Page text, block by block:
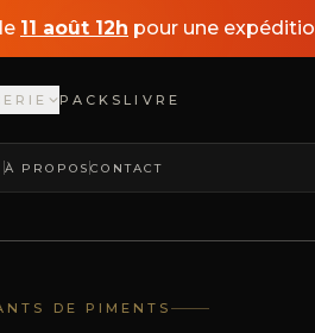
11 août 12h pour une
PACKS LIVRE
À PROPOS CONTACT
DE PIMENTS